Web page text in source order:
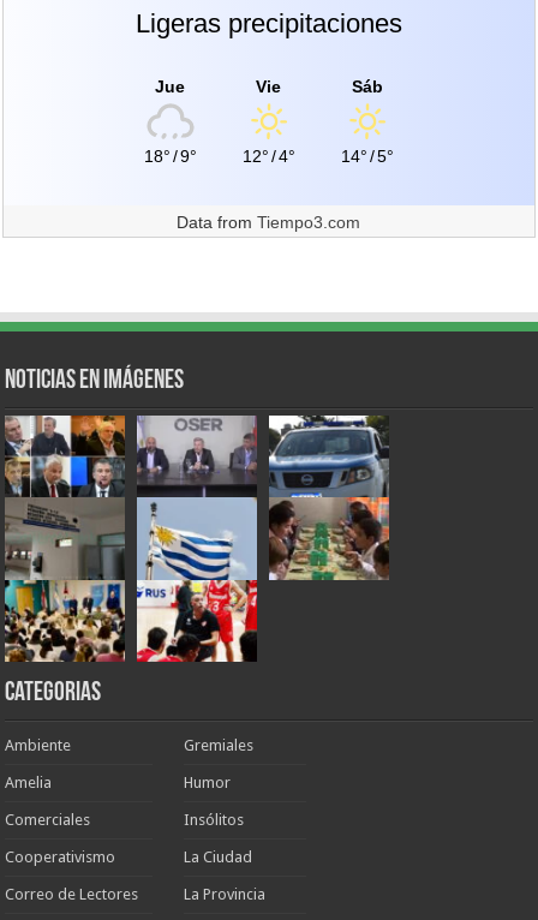
Ligeras precipitaciones
Jue
18°/9°
Vie
12°/4°
Sáb
14°/5°
Data fromTiempo3.com
Noticias en Imágenes
Categorias
Ambiente
Amelia
Comerciales
Cooperativismo
Correo de Lectores
Gremiales
Humor
Insólitos
La Ciudad
La Provincia